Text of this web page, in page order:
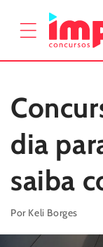
conteúdo
dia
saiba
Por Keli Borges